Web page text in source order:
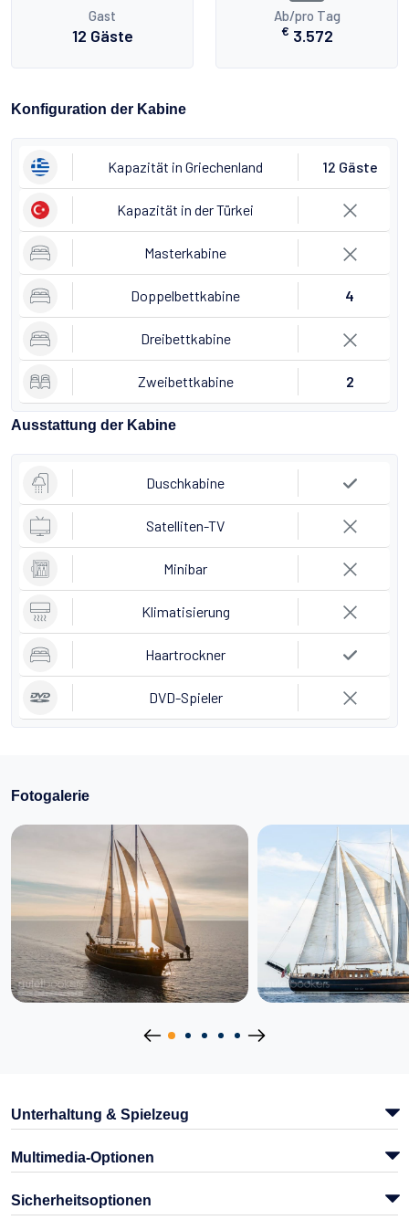
Gast
12 Gäste
Ab/pro Tag
€ 3.572
Konfiguration der Kabine
Kapazität in Griechenland 12 Gäste
Kapazität in der Türkei
Masterkabine
Doppelbettkabine 4
Dreibettkabine
Zweibettkabine 2
Ausstattung der Kabine
Duschkabine
Satelliten-TV
Minibar
Klimatisierung
Haartrockner
DVD-Spieler
Fotogalerie
Unterhaltung & Spielzeug
Multimedia-Optionen
Sicherheitsoptionen